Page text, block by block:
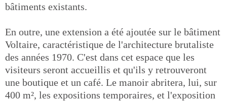
bâtiments existants.
En outre, une extension a été ajoutée sur le bâtiment
Voltaire, caractéristique de l'architecture brutaliste
des années 1970. C'est dans cet espace que les
visiteurs seront accueillis et qu'ils y retrouveront
une boutique et un café. Le manoir abritera, lui, sur
400 m², les expositions temporaires, et l'exposition